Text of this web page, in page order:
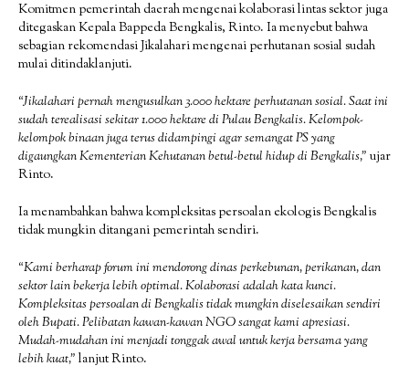
Komitmen pemerintah daerah mengenai kolaborasi lintas sektor juga
ditegaskan Kepala Bappeda Bengkalis, Rinto. Ia menyebut bahwa
sebagian rekomendasi Jikalahari mengenai perhutanan sosial sudah
mulai ditindaklanjuti.
“Jikalahari pernah mengusulkan 3.000 hektare perhutanan sosial. Saat ini
sudah terealisasi sekitar 1.000 hektare di Pulau Bengkalis. Kelompok-
kelompok binaan juga terus didampingi agar semangat PS yang
digaungkan Kementerian Kehutanan betul-betul hidup di Bengkalis,” ujar
Rinto.
Ia menambahkan bahwa kompleksitas persoalan ekologis Bengkalis
tidak mungkin ditangani pemerintah sendiri.
“Kami berharap forum ini mendorong dinas perkebunan, perikanan, dan
sektor lain bekerja lebih optimal. Kolaborasi adalah kata kunci.
Kompleksitas persoalan di Bengkalis tidak mungkin diselesaikan sendiri
oleh Bupati. Pelibatan kawan-kawan NGO sangat kami apresiasi.
Mudah-mudahan ini menjadi tonggak awal untuk kerja bersama yang
lebih kuat,” lanjut Rinto.